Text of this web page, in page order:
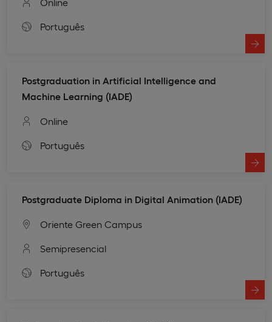
Português
Postgraduation in Artificial Intelligence and
Machine Learning (IADE)
Online
Português
Postgraduate Diploma in Digital Animation (IADE)
Oriente Green Campus
Semipresencial
Português